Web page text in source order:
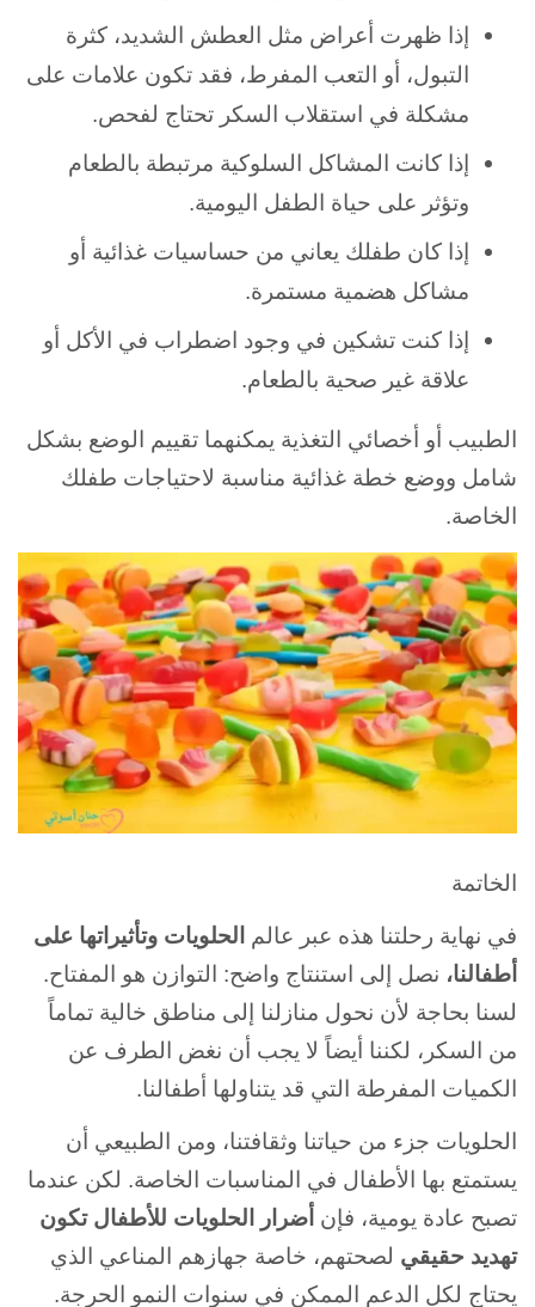
إذا ظهرت أعراض مثل العطش الشديد، كثرة
التبول، أو التعب المفرط، فقد تكون علامات على
مشكلة في استقلاب السكر تحتاج لفحص.
إذا كانت المشاكل السلوكية مرتبطة بالطعام
وتؤثر على حياة الطفل اليومية.
إذا كان طفلك يعاني من حساسيات غذائية أو
مشاكل هضمية مستمرة.
إذا كنت تشكين في وجود اضطراب في الأكل أو
علاقة غير صحية بالطعام.
الطبيب أو أخصائي التغذية يمكنهما تقييم الوضع بشكل
شامل ووضع خطة غذائية مناسبة لاحتياجات طفلك
الخاصة.
الخاتمة
في نهاية رحلتنا هذه عبر عالم
الحلويات وتأثيراتها على
أطفالنا، نصل إلى استنتاج واضح: التوازن هو المفتاح.
لسنا بحاجة لأن نحول منازلنا إلى مناطق خالية تماماً
من السكر، لكننا أيضاً لا يجب أن نغض الطرف عن
الكميات المفرطة التي قد يتناولها أطفالنا.
الحلويات جزء من حياتنا وثقافتنا، ومن الطبيعي أن
يستمتع بها الأطفال في المناسبات الخاصة. لكن عندما
تصبح عادة يومية، فإن أضرار الحلويات للأطفال تكون
تهديد حقيقي لصحتهم، خاصة جهازهم المناعي الذي
يحتاج لكل الدعم الممكن في سنوات النمو الحرجة.